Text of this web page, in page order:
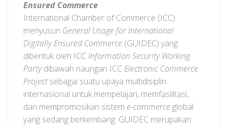
Ensured Commerce
International Chamber of Commerce (ICC)
menyusun General Usage for International
Digitally Ensured Commerce (GUIDEC) yang
dibentuk oleh ICC Information Security Working
Partydibawah naungan ICC Electronic Commerce
Projectsebagai suatu upaya multidisiplin
internasional untuk mempelajari, memfasilitasi,
dan mempromosikan sistem e-commerce global
yang sedang berkembang. GUIDEC merupakan